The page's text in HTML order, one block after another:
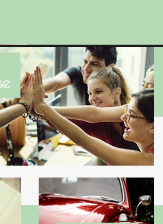
Les champs obligatoires sont indiqués avec*